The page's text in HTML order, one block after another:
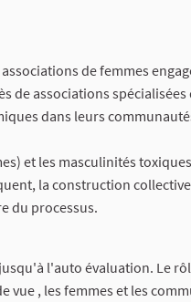
de femmes
de associations spécialisées
dans leurs
et les masculinités
la construction
du processus.
l'auto évaluation. Le
, les femmes et les